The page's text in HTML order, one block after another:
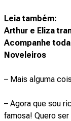
Leia também:
Arthur e Eliza
Acompanhe
Noveleiros
– Mais alguma
– Agora que sou
famosa! Quero